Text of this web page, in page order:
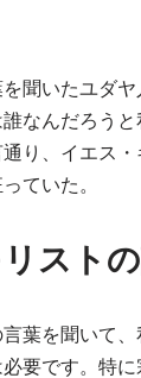
聞いたユダ
なんだろう
通り、イエス
ていた。
スト
葉を聞いて
要です。特